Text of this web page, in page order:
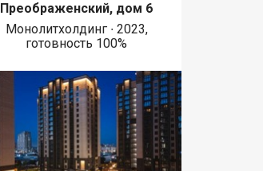
Преображенский, дом 6
Монолитхолдинг ∙ 2023,
готовность 100%